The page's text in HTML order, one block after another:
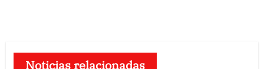
Noticias relacionadas